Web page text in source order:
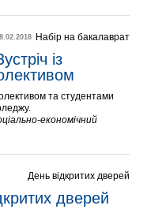
Набір на бакалаврат
із
та студентами
економічний
День відкритих дверей
дверей